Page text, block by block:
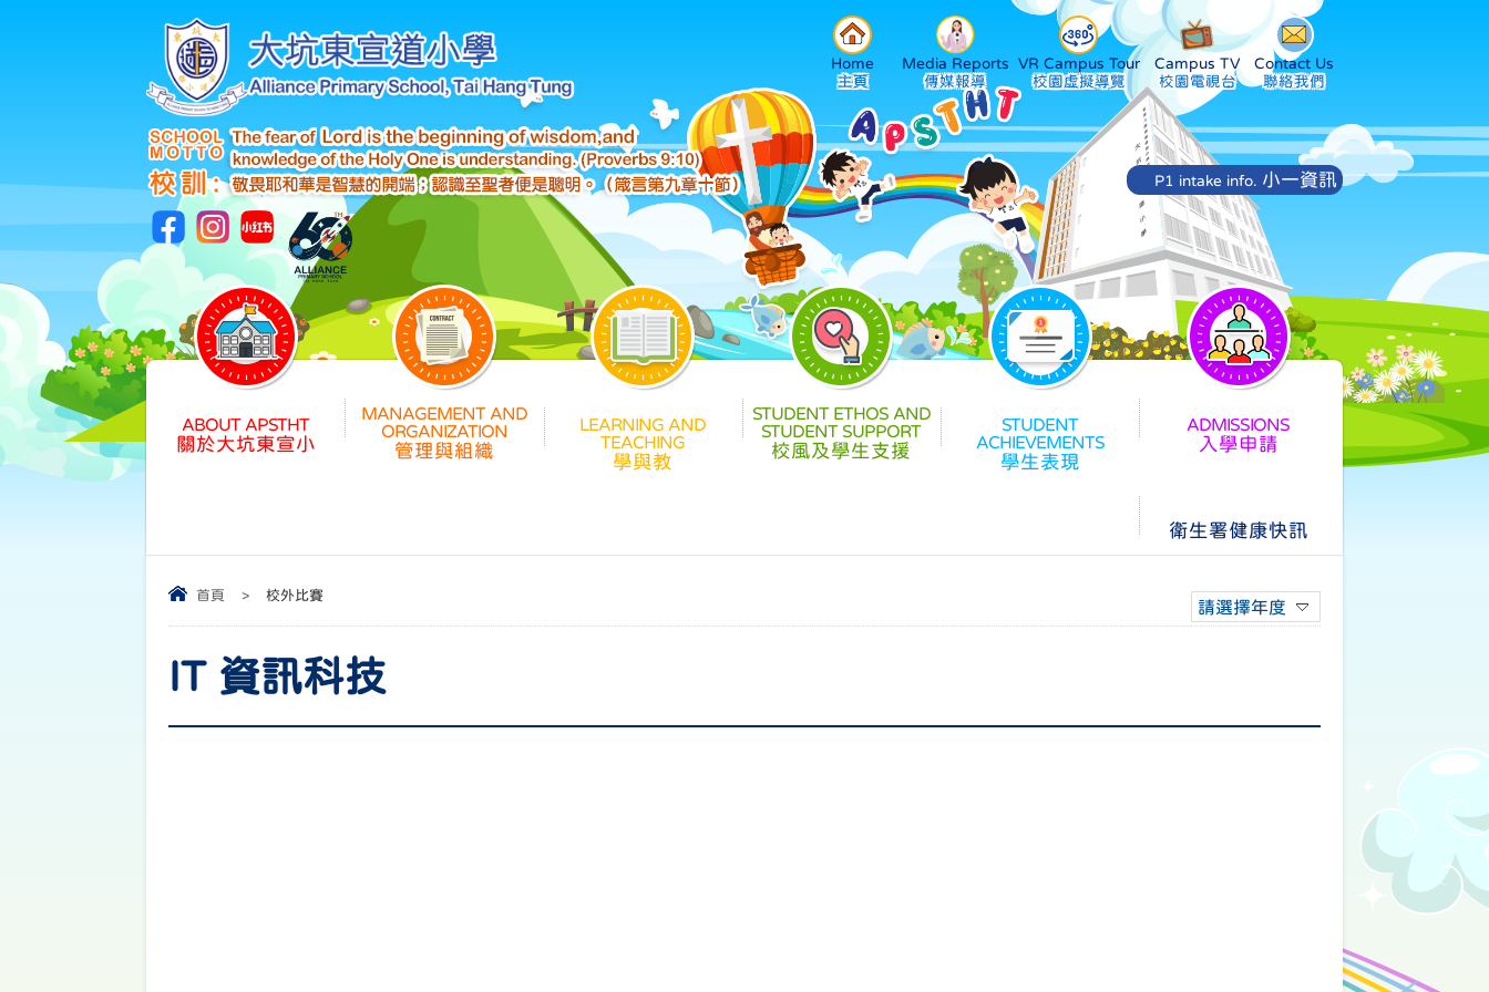
Home Media Reports VR Campus Tour Campus TV Contact Us
P1 intake info. 小一資訊
關於大坑東宣小 管理與組織
學與教
校風及學生支援
學生表現
入學申請
衛生署健康快訊
首頁 > 校外比賽
請選擇年度
IT 資訊科技